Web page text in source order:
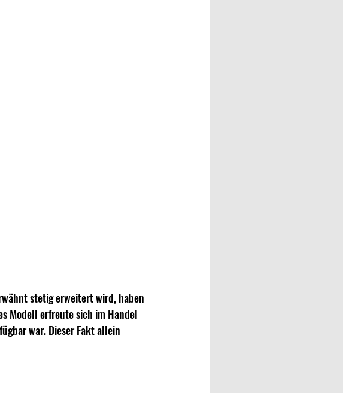
stetig erweitert wird, haben
Modell erfreute sich im Handel
war. Dieser Fakt allein